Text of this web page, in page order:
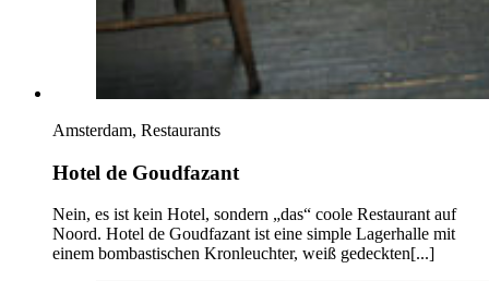
Amsterdam, Restaurants
Hotel de Goudfazant
Nein, es ist kein Hotel, sondern „das“ coole Restaurant auf
Noord. Hotel de Goudfazant ist eine simple Lagerhalle mit
einem bombastischen Kronleuchter, weiß gedeckten[...]